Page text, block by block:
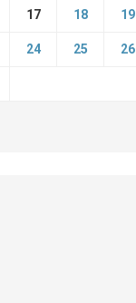
17 18 19
24 25 26